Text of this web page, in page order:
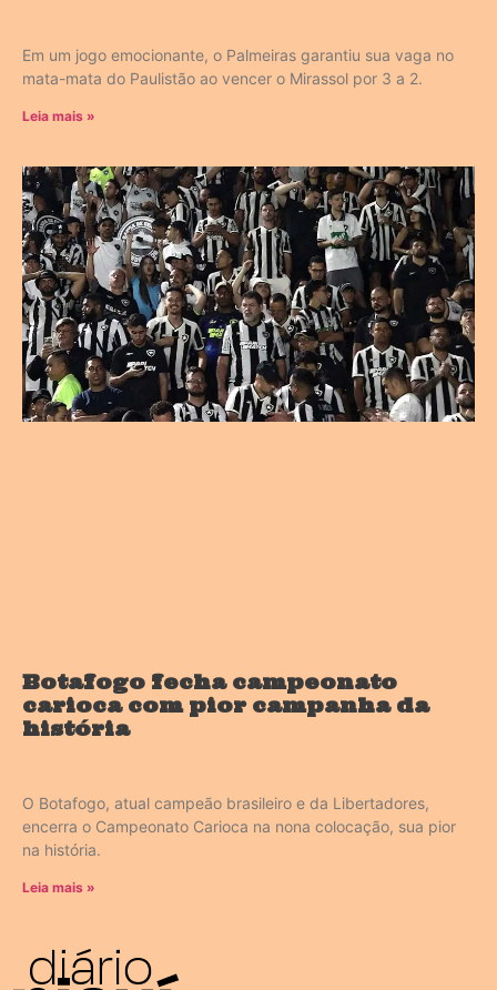
Em um jogo emocionante, o Palmeiras garantiu sua vaga no
mata-mata do Paulistão ao vencer o Mirassol por 3 a 2.
Leia mais »
Botafogo fecha campeonato
carioca com pior campanha da
história
O Botafogo, atual campeão brasileiro e da Libertadores,
encerra o Campeonato Carioca na nona colocação, sua pior
na história.
Leia mais »